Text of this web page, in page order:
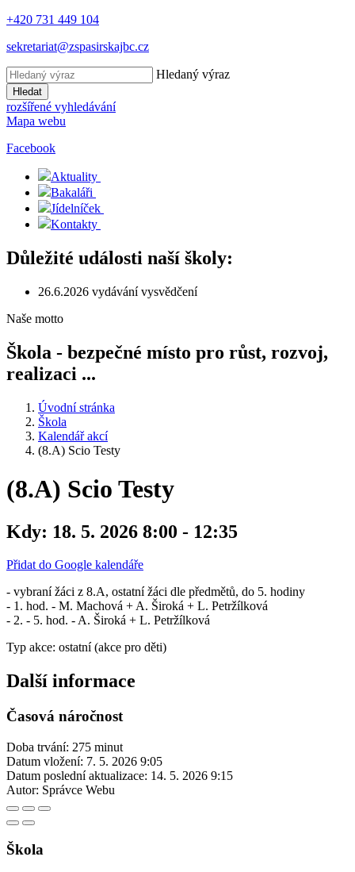
+420 731 449 104
sekretariat@zspasirskajbc.cz
Hledaný výraz
Hledat
rozšířené vyhledávání
Mapa webu
Facebook
Aktuality
Bakaláři
Jídelníček
Kontakty
Důležité události naší školy:
26.6.2026 vydávání vysvědčení
Naše motto
Škola - bezpečné místo pro růst, rozvoj,
realizaci ...
Úvodní stránka
Škola
Kalendář akcí
(8.A) Scio Testy
(8.A) Scio Testy
Kdy: 18. 5. 2026 8:00 - 12:35
Přidat do Google kalendáře
- vybraní žáci z 8.A, ostatní žáci dle předmětů, do 5. hodiny
- 1. hod. - M. Machová + A. Široká + L. Petržílková
- 2. - 5. hod. - A. Široká + L. Petržílková
Typ akce: ostatní (akce pro děti)
Další informace
Časová náročnost
Doba trvání: 275 minut
Datum vložení: 7. 5. 2026 9:05
Datum poslední aktualizace: 14. 5. 2026 9:15
Autor: Správce Webu
Škola